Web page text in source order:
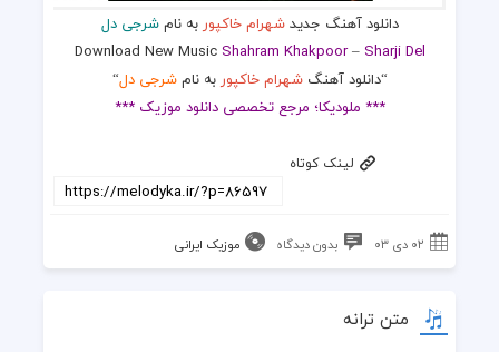
دانلود آهنگ جدیدشهرام خاکپور به نامشرجی دل
Download New MusicShahram Khakpoor–Sharji Del
“دانلود آهنگ شهرام خاکپور به نامشرجی دل“
*** ملودیکا؛ مرجع تخصصی دانلود موزیک ***
لینک کوتاه
۰۲ دی ۰۳ بدون دیدگاه موزیک ایرانی
متن ترانه